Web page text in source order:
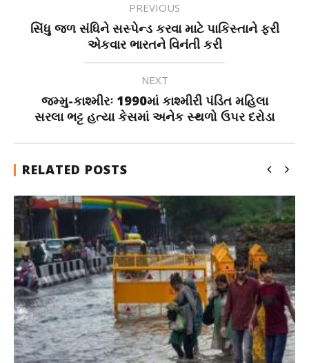
PREVIOUS
સિંધુ જળ સંધિને સસ્પેન્ડ કરવા માટે પાકિસ્તાને ફરી
એકવાર ભારતને વિનંતી કરી
NEXT
જમ્મુ-કાશ્મીરઃ 1990માં કાશ્મીરી પંડિત મહિલા
સરલા ભટ્ટ હત્યા કેસમાં અનેક સ્થળો ઉપર દરોડા
RELATED POSTS